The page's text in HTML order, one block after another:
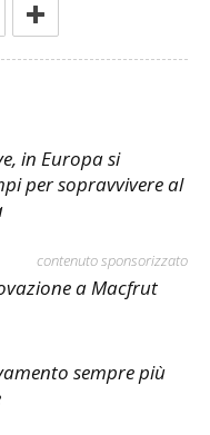
in Europa si
per sopravvivere al
contenuto sponsorizzato
a Macfrut
sempre più